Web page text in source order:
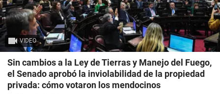
VIDEO
Sin cambios a la Ley de Tierras y Manejo del Fuego,
el Senado aprobó la inviolabilidad de la propiedad
privada: cómo votaron los mendocinos